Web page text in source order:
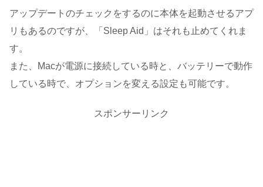
アップデートのチェックをするのに本体を起動させるアプ
リもあるのですが、「Sleep Aid」はそれも止めてくれま
す。
また、Macが電源に接続している時と、バッテリーで動作
している時で、オプションを変える設定も可能です。
スポンサーリンク